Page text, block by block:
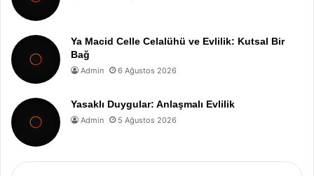
Ya Macid Celle Celalühü ve Evlilik: Kutsal Bir
Bağ
Admin 6 Ağustos 2026
Yasaklı Duygular: Anlaşmalı Evlilik
Admin 5 Ağustos 2026